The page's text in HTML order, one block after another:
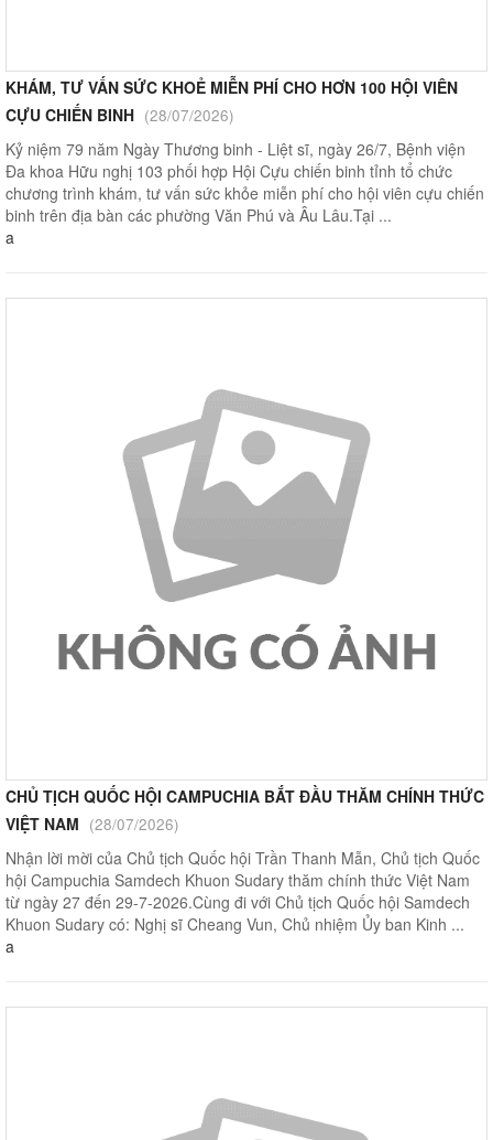
KHÁM, TƯ VẤN SỨC KHOẺ MIỄN PHÍ CHO HƠN 100 HỘI VIÊN
CỰU CHIẾN BINH (28/07/2026)
Kỷ niệm 79 năm Ngày Thương binh - Liệt sĩ, ngày 26/7, Bệnh viện
Đa khoa Hữu nghị 103 phối hợp Hội Cựu chiến binh tỉnh tổ chức
chương trình khám, tư vấn sức khỏe miễn phí cho hội viên cựu chiến
binh trên địa bàn các phường Văn Phú và Âu Lâu.Tại ...
a
CHỦ TỊCH QUỐC HỘI CAMPUCHIA BẮT ĐẦU THĂM CHÍNH THỨC
VIỆT NAM (28/07/2026)
Nhận lời mời của Chủ tịch Quốc hội Trần Thanh Mẫn, Chủ tịch Quốc
hội Campuchia Samdech Khuon Sudary thăm chính thức Việt Nam
từ ngày 27 đến 29-7-2026.Cùng đi với Chủ tịch Quốc hội Samdech
Khuon Sudary có: Nghị sĩ Cheang Vun, Chủ nhiệm Ủy ban Kinh ...
a